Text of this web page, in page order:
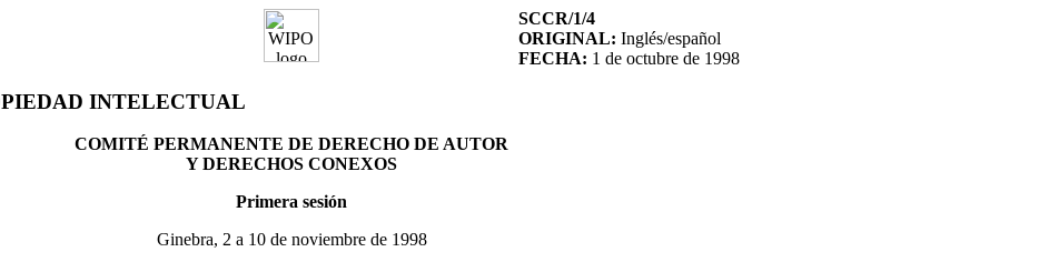
SCCR/1/4
ORIGINAL: Inglés/español
FECHA: 1 de octubre de 1998
INTELECTUAL
COMITÉ PERMANENTE DE DERECHO DE AUTOR
Y DERECHOS CONEXOS
Primera sesión
Ginebra, 2 a 10 de noviembre de 1998